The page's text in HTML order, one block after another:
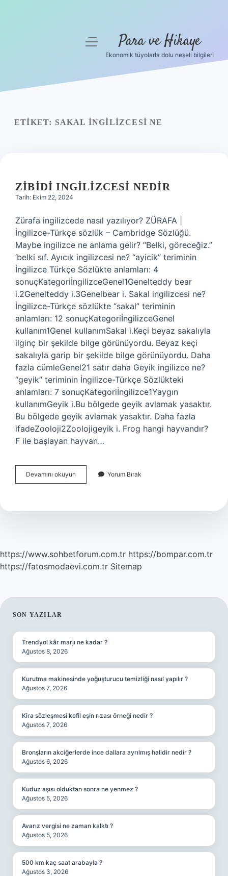
Yasal Uyarı
menüyü
Para ve Hikaye
Ekonomik tüyolarla dolu neşeli bilgiler!
ETIKET: SAKAL INGILIZCESI NE
ZIBIDI INGILIZCESI NEDIR
Tarih: Ekim 22, 2024
Zürafa ingilizcede nasıl yazılıyor? ZÜRAFA |
İngilizce-Türkçe sözlük – Cambridge Sözlüğü.
Maybe ingilizce ne anlama gelir? “Belki, göreceğiz.”
‘belki sıf. Ayıcık ingilizcesi ne? “ayicik” teriminin
İngilizce Türkçe Sözlükte anlamları: 4
sonuçKategoriİngilizceGenel1Genelteddy bear
i.2Genelteddy i.3Genelbear i. Sakal ingilizcesi ne?
İngilizce-Türkçe sözlükte “sakal” teriminin
anlamları: 12 sonuçKategoriİngilizceGenel
kullanım1Genel kullanımSakal i.Keçi beyaz sakalıyla
ilginç bir şekilde bilge görünüyordu. Beyaz keçi
sakalıyla garip bir şekilde bilge görünüyordu. Daha
fazla cümleGenel21 satır daha Geyik ingilizce ne?
“geyik” teriminin İngilizce-Türkçe Sözlükteki
anlamları: 7 sonuçKategoriİngilizce1Yaygın
kullanımGeyik i.Bu bölgede geyik avlamak yasaktır.
Bu bölgede geyik avlamak yasaktır. Daha fazla
ifadeZooloji2Zoolojigeyik i. Frog hangi hayvandır?
F ile başlayan hayvan…
Devamını okuyun
Ingilizcesi
Yorum Bırak
https://www.sohbetforum.com.tr https://bompar.com.tr
https://fatosmodaevi.com.tr Sitemap
SIDEBAR
SON YAZILAR
Trendyol kâr marjı ne kadar ?
Ağustos 8, 2026
Kurutma makinesinde yoğuşturucu temizliği nasıl yapılır ?
Ağustos 7, 2026
Kira sözleşmesi kefil eşin rızası örneği nedir ?
Ağustos 7, 2026
Bronşların akciğerlerde ince dallara ayrılmış halidir nedir ?
Ağustos 6, 2026
Kuduz aşısı olduktan sonra ne yenmez ?
Ağustos 5, 2026
Avarız vergisi ne zaman kalktı ?
Ağustos 5, 2026
500 km kaç saat arabayla ?
Ağustos 3, 2026